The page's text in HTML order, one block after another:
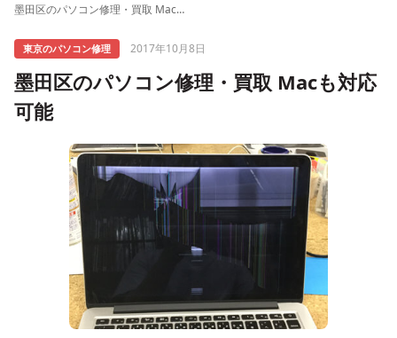
墨田区のパソコン修理・買取 Macも対応可能
東京のパソコン修理 2017年10月8日
墨田区のパソコン修理・買取 Macも対応
可能